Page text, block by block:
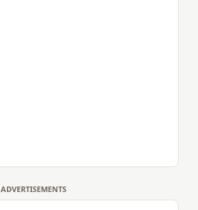
ADVERTISEMENTS